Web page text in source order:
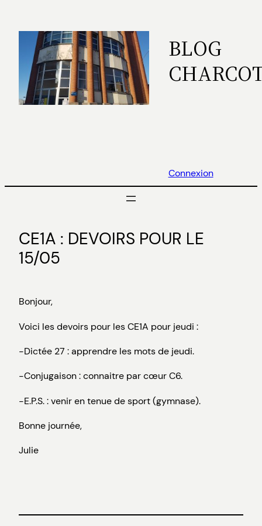
contenu
BLOG
Connexion
CE1A : DEVOIRS POUR LE
15/05
Bonjour,
Voici les devoirs pour les CE1A pour jeudi :
-Dictée 27 : apprendre les mots de jeudi.
-Conjugaison : connaitre par cœur C6.
-E.P.S. : venir en tenue de sport (gymnase).
Bonne journée,
Julie